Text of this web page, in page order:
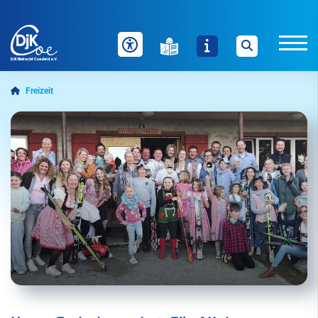
Freizeit
News
Sportangebot
mobile
Freizeit
Übersicht
Tagesangebote für Alle